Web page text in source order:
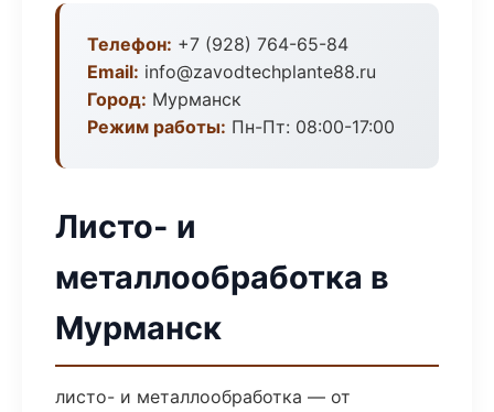
Телефон: +7 (928) 764-65-84
Email: info@zavodtechplante88.ru
Город: Мурманск
Режим работы: Пн-Пт: 08:00-17:00
Листо- и
металлообработка в
Мурманск
листо- и металлообработка — от